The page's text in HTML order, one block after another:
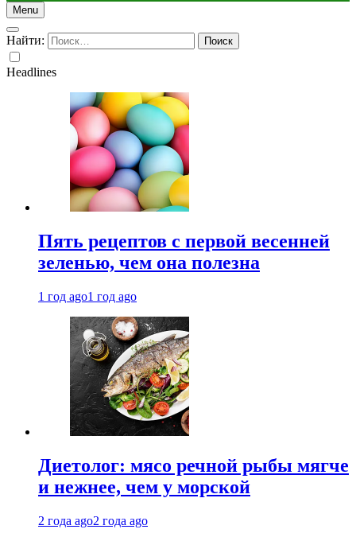
Menu
Найти:
Headlines
Пять рецептов с первой весенней
зеленью, чем она полезна
1 год ago1 год ago
Диетолог: мясо речной рыбы мягче
и нежнее, чем у морской
2 года ago2 года ago